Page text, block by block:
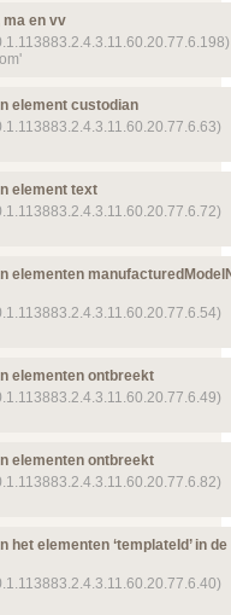
alle issuedetails
toegekend
ontbreekt
16:09:38) Relatie naar
alle issuedetails
periode verwijderen uit dataset
ontbreekt
ontbreekt
Max dosering per periode
alle issuedetails
ma en vv
ma en vv
toegekend
ontbreekt
alle issuedetails
element custodian
element custodian
toegekend
ontbreekt mp-template- 9050
element text
element text
ontbreekt mp-template- 9058
elementen
elementen
toegekend
9012
elementen ontbreekt
elementen ontbreekt
toegekend
ontbreekt mp-template- 9007
elementen ontbreekt
elementen ontbreekt
het elementen ‘templateId’ in